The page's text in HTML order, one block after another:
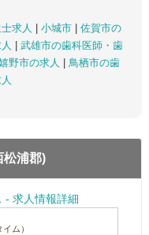
求人 小城市
佐賀市の
武雄市の歯科医師・歯
野市の求人
鳥栖市の歯
松浦郡)
- 求人情報詳細
ム）